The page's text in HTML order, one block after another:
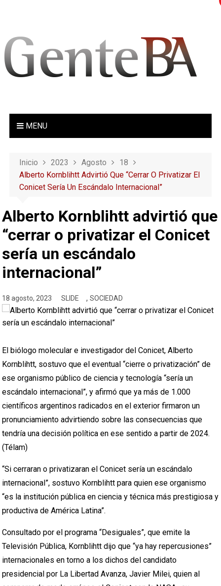
MENU
Inicio 2023 Agosto
18
Alberto Kornblihtt Advirtió Que “cerrar O Privatizar El
Conicet Sería Un Escándalo Internacional”
Alberto Kornblihtt advirtió que
“cerrar o privatizar el Conicet
sería un escándalo
internacional”
18 agosto, 2023 SLIDE ,SOCIEDAD
El biólogo molecular e investigador del Conicet, Alberto
Kornblihtt, sostuvo que el eventual “cierre o privatización” de
ese organismo público de ciencia y tecnología “sería un
escándalo internacional”, y afirmó que ya más de 1.000
científicos argentinos radicados en el exterior firmaron un
pronunciamiento advirtiendo sobre las consecuencias que
tendría una decisión política en ese sentido a partir de 2024.
(Télam)
“Si cerraran o privatizaran el Conicet sería un escándalo
internacional”, sostuvo Kornblihtt para quien ese organismo
“es la institución pública en ciencia y técnica más prestigiosa y
productiva de América Latina”.
Consultado por el programa “Desiguales”, que emite la
Televisión Pública, Kornblihtt dijo que “ya hay repercusiones”
internacionales en torno a los dichos del candidato
presidencial por La Libertad Avanza, Javier Milei, quien al